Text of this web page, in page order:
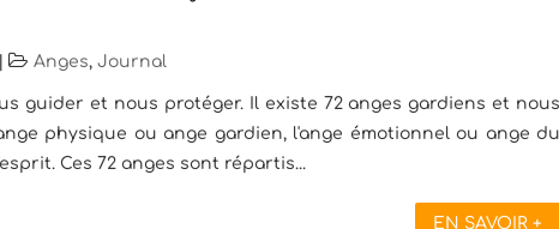
Anges, Journal
guider et nous protéger. Il existe 72 anges gardiens et
physique ou ange gardien, l'ange émotionnel ou ange
Ces 72 anges sont répartis...
EN SAVOIR +